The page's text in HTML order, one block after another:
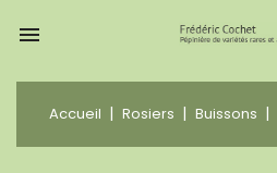

Accueil Rosiers Buissons